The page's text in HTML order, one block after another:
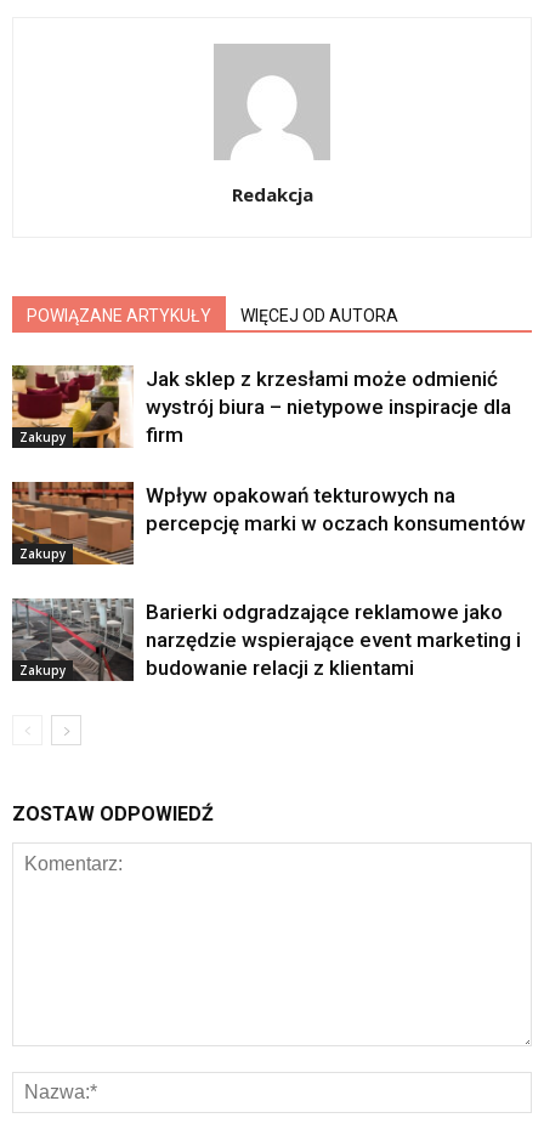
Redakcja
POWIĄZANE ARTYKUŁY WIĘCEJ OD AUTORA
Zakupy
Jak sklep z krzesłami może odmienić
wystrój biura – nietypowe inspiracje dla
firm
Zakupy
Wpływ opakowań tekturowych na
percepcję marki w oczach konsumentów
Zakupy
Barierki odgradzające reklamowe jako
narzędzie wspierające event marketing i
budowanie relacji z klientami
ZOSTAW ODPOWIEDŹ